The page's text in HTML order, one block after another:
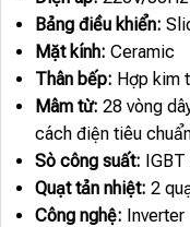
Bảng điều khiển:
Mặt kính: Ceramic
Thân bếp: Hợp kim
Mâm từ: 28 vòng
cách điện tiêu
Sò công suất:
Quạt tản nhiệt: 2
Công nghệ: Inverter